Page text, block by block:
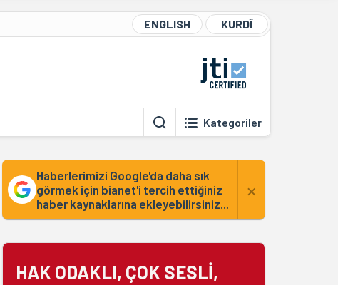
ENGLISH KURDÎ
Kategoriler
Haberlerimizi Google'da daha sık
görmek için bianet'i tercih ettiğiniz
haber kaynaklarına ekleyebilirsiniz...
×
HAK ODAKLI, ÇOK SESLİ,